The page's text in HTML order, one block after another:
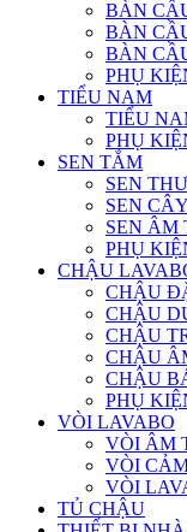
BÀN
BÀN
BÀN
PHỤ
TIỂU NAM
TIỂU
PHỤ
SEN TẮM
SEN
SEN CÂY
SEN ÂM
PHỤ
CHẬU
CHẬU
CHẬU
CHẬU
CHẬU
CHẬU
PHỤ
VÒI LAVABO
VÒI ÂM
VÒI
VÒI
TỦ CHẬU